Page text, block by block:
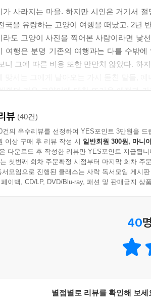
가 사라지는 마을. 하지만 시인은 거기서
국을 유랑하는 고양이 여행을 떠났고, 2년
라도 고양이 사진을 찍어본 사람이라면 낯
여행은 분명 기존의 여행과는 다를 수밖
니 그에 따른 비용 또한 만만치 않았다. 하
줬던 건은 고양이에 대한 뜨거운 애정과
루 생사가 넘나드는 폭풍 같은 나날 속에도
대체로 고양이 맑음.
고양이 여행 시리즈는 국내 편과 해외 편
에는 제주 가파도에서 울릉도까지, 전
에서만 볼 수 있는 어장 관리 고양이, 4대
풍성한 사진과 시인 특유의 아름다운 글
고 지고 계절이 오고 가도 그의 발걸음은
이 책에 등장하는 고양이들은 더 이상 이
뷰 (40건)
건의 우수리뷰를 선정하여 YES포인트 3만원을 드
이상 구매 후 리뷰 작성 시 일반회원 300원, 마니
다운로드 후 작성한 리뷰만 YES포인트 지급됩니
첫번째 회차 주문확정 시점부터 마지막 회차 주
서모임으로 진행된 클래스는 사락 독서모임 게시
이백, CD/LP, DVD/Blu-ray, 패션 및 판매금지 상
40
별점별로 리뷰를 확인해 보세